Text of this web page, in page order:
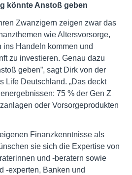
könnte Anstoß geben
Zwanzigern zeigen zwar das
wie Altersvorsorge,
ins Handeln kommen und
zu investieren. Genau dazu
geben”, sagt Dirk von der
Life Deutschland. „Das deckt
75 % der Gen Z
oder Vorsorgeprodukten
Finanzkenntnisse als
sie sich die Expertise von
und -beratern sowie
-experten, Banken und